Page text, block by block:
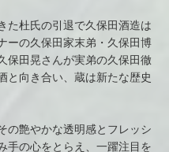
た杜氏の引退で久保田酒造は
ーの久保田家末弟・久保田博
保田晃さんが実弟の久保田徹
と向き合い、蔵は新たな歴史
の艶やかな透明感とフレッシ
手の心をとらえ、一躍注目を